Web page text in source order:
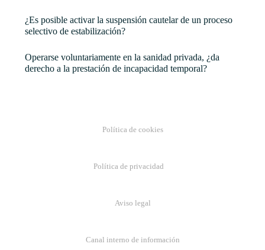
¿Es posible activar la suspensión cautelar de un proceso
selectivo de estabilización?
Operarse voluntariamente en la sanidad privada, ¿da
derecho a la prestación de incapacidad temporal?
Política de cookies
Política de privacidad
Aviso legal
Canal interno de información